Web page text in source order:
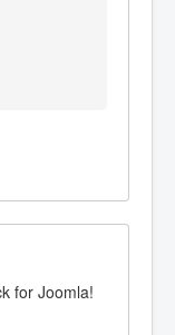
for Joomla!